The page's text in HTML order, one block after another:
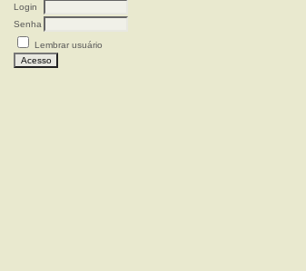
Login
Senha
Lembrar usuário